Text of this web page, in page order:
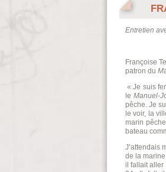
Entretien
Françoise
patron du
« Je suis
le Manuel-
pêche. Je
le voir, la
marin
bateau
J’attendais
de la
il fallait aller